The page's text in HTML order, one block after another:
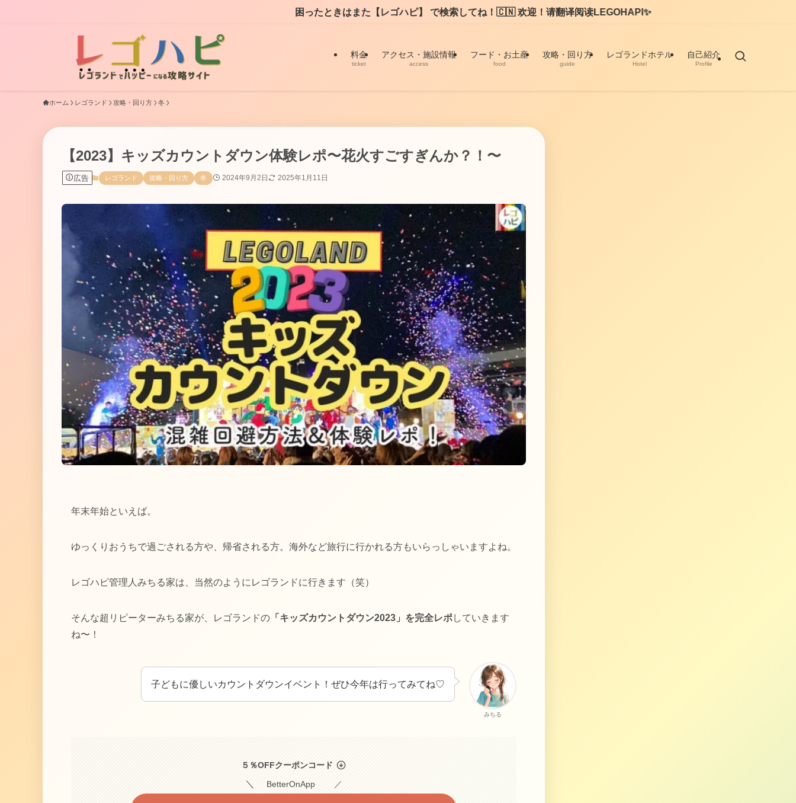
困ったときはまた【レゴハピ】 で検索してね！🇨🇳 欢迎！请翻译阅读LEGOHAPI✨
料金
ticket
アクセス・施設情報
access
フード・お土産
food
攻略・回り方
guide
レゴランドホテル
Hotel
自己紹介
Profile
ホーム レゴランド 攻略・回り方 冬
【2023】キッズカウントダウン体験レポ〜花火すごすぎんか？！〜
広告 レゴランド 攻略・回り方 冬 2024年9月2日 2025年1月11日
年末年始といえば。
ゆっくりおうちで過ごされる方や、帰省される方。海外など旅行に行かれる方もいらっしゃいますよね。
レゴハピ管理人みちる家は、当然のようにレゴランドに行きます（笑）
そんな超リピーターみちる家が、レゴランドの 「キッズカウントダウン2023」を完全レポしていきます
ね〜！
みちる
子どもに優しいカウントダウンイベント！ぜひ今年は行ってみてね♡
５％OFFクーポンコード
＼ BetterOnApp ／